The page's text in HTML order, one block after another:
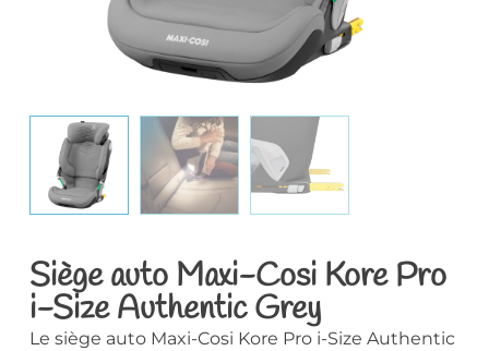
Siège auto Maxi-Cosi Kore Pro
i-Size Authentic Grey
Le siège auto Maxi-Cosi Kore Pro i-Size Authentic